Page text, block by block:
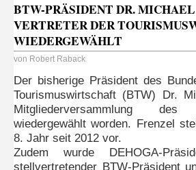
BTW-PRÄSIDENT DR.
VERTRETER DER
WIEDERGEWÄHLT
von Robert Raback
Der bisherige Präsident des
Tourismuswirtschaft (BTW) Dr.
Mitgliederversammlung
wiedergewählt worden. Frenzel
8. Jahr seit 2012 vor.
Zudem wurde DEHOGA-
stellvertretender BTW-Präsident